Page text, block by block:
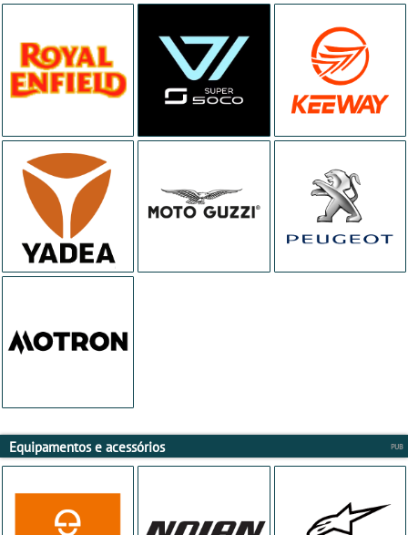
Equipamentos e acessórios